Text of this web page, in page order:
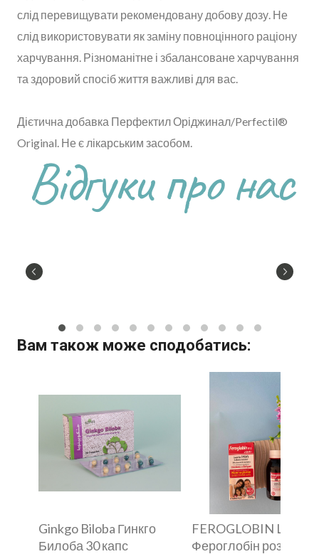
слід перевищувати рекомендовану добову дозу. Не
слід використовувати як заміну повноцінного раціону
харчування. Різноманітне і збалансоване харчування
та здоровий спосіб життя важливі для вас.
Дієтична добавка Перфектил Оріджинал/Perfectil®
Original. Не є лікарським засобом.
Відгуки про нас
Вам також може сподобатись:
Ginkgo Biloba Гинкго
Билоба 30 капс
FEROGLOBIN Liquid
Фероглобін розчин